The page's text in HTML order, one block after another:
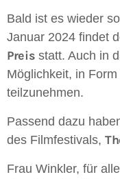
Bald ist es wieder
Januar 2024 findet
Preis statt. Auch in
Möglichkeit, in Form
teilzunehmen.
Passend dazu
des Filmfestivals,
Frau Winkler, für